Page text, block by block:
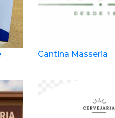
Cantina Masseria